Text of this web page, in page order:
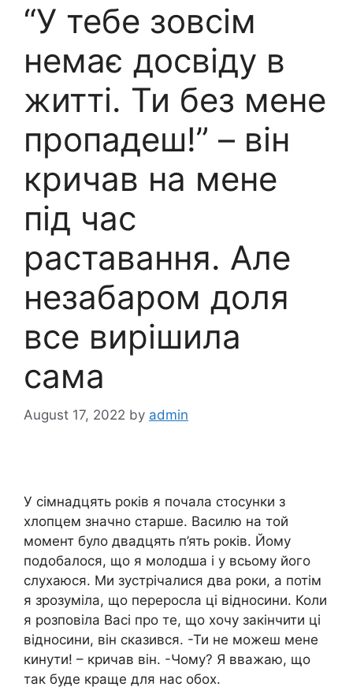
“У тебе зовсім
немає досвіду в
житті. Ти без мене
пропадеш!” – він
кричав на мене
під час
раставання. Але
незабаром доля
все вирішила
сама
August 17, 2022 by admin
У сімнадцять років я почала стосунки з
хлопцем значно старше. Василю на той
момент було двадцять п’ять років. Йому
подобалося, що я молодша і у всьому його
слухаюся. Ми зустрічалися два роки, а потім
я зрозуміла, що переросла ці відносини. Коли
я розповіла Васі про те, що хочу закінчити ці
відносини, він сказився. -Ти не можеш мене
кинути! – кричав він. -Чому? Я вважаю, що
так буде краще для нас обох.